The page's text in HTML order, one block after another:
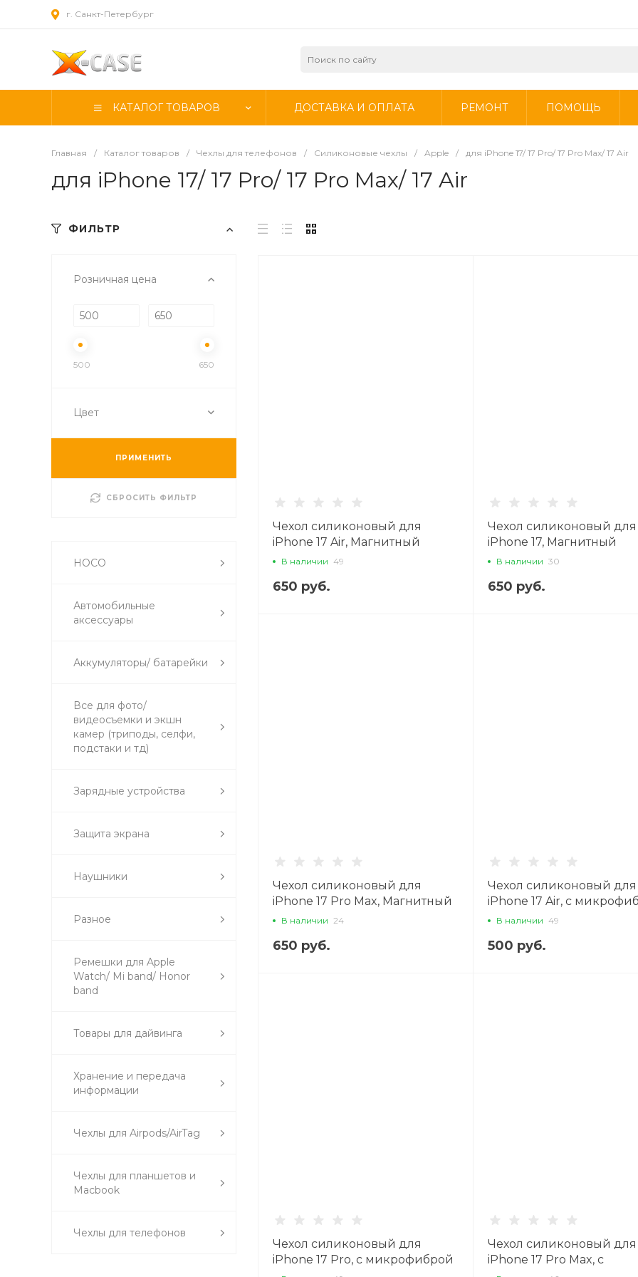
г. Санкт-Петербург
КАТАЛОГ ТОВАРОВ ДОСТАВКА И ОПЛАТА РЕМОНТ ПОМОЩЬ
Главная / Каталог товаров / Чехлы для телефонов / Силиконовые чехлы / Apple / для iPhone 17/ 17 Pro/ 17 Pro Max/ 17 Air
для iPhone 17/ 17 Pro/ 17 Pro Max/ 17 Air
ФИЛЬТР
Розничная цена
500 650
Цвет
ПРИМЕНИТЬ
СБРОСИТЬ ФИЛЬТР
HOCO
Автомобильные
аксессуары
Аккумуляторы/ батарейки
Все для фото/
видеосъемки и экшн
камер (триподы, селфи,
подстаки и тд)
Зарядные устройства
Защита экрана
Наушники
Разное
Ремешки для Apple
Watch/ Mi band/ Honor
band
Товары для дайвинга
Хранение и передача
информации
Чехлы для Airpods/AirTag
Чехлы для планшетов и
Macbook
Чехлы для телефонов
Чехол силиконовый для
iPhone 17 Air, Магнитный
(MagSafe), X-CASE, прозрачный
В наличии 49
650 руб.
Чехол силиконовый для
iPhone 17, Магнитный
(MagSafe), X-CASE,
В наличии 30
650 руб.
Чехол силиконовый для
iPhone 17 Pro Max, Магнитный
(MagSafe), X-CASE, прозрачный
В наличии 24
650 руб.
Чехол силиконовый для
iPhone 17 Air, с
внутри, с защитой
В наличии 49
500 руб.
Чехол силиконовый для
iPhone 17 Pro, с микрофиброй
Чехол силиконовый для
iPhone 17 Pro Max, с